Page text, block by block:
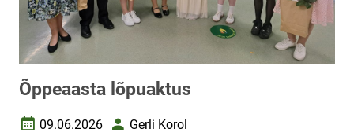
Õppeaasta lõpuaktus
09.06.2026 Gerli Korol